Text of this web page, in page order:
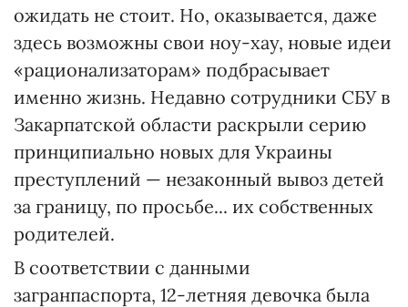
ожидать не стоит. Но, оказывается, даже
здесь возможны свои ноу-хау, новые идеи
«рационализаторам» подбрасывает
именно жизнь. Недавно сотрудники СБУ в
Закарпатской области раскрыли серию
принципиально новых для Украины
преступлений — незаконный вывоз детей
за границу, по просьбе... их собственных
родителей.
В соответствии с данными
загранпаспорта, 12-летняя девочка была